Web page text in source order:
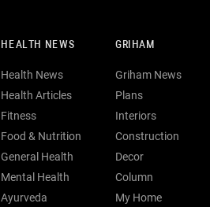
HEALTH NEWS
Health News
Health Articles
Fitness
Food & Nutrition
General Health
Mental Health
Ayurveda
GRIHAM
Griham News
Plans
Interiors
Construction
Decor
Column
My Home